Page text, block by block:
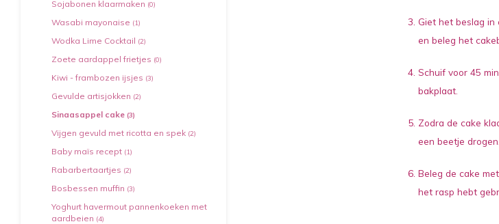
Sojabonen klaarmaken (0)
Wasabi mayonaise (1)
Wodka Lime Cocktail (2)
Zoete aardappel frietjes (0)
Kiwi - frambozen ijsjes (3)
Gevulde artisjokken (2)
Sinaasappel cake (3)
Vijgen gevuld met ricotta en spek (2)
Baby maïs recept (1)
Rabarbertaartjes (2)
Bosbessen muffin (3)
Yoghurt havermout pannenkoeken met
aardbeien (4)
Giet het beslag in
en beleg het
Schuif voor 45
bakplaat.
Zodra de cake
een beetje drogen.
Beleg de cake
het rasp hebt